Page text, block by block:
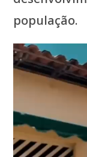
população.
Tocador
de